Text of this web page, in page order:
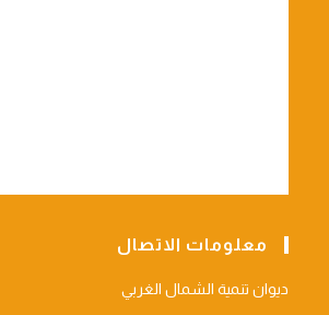
معلومات الاتصال
ديوان تنمية الشمال الغربي